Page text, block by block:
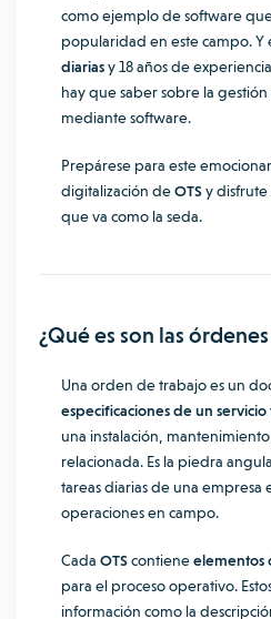
como ejemplo de software
popularidad en este campo. Y
diariasy 18 años de
hay que saber sobre la
mediante software.
Prepárese para este
digitalización deOTSy
que va como la seda.
¿Qué es son las
Una orden de trabajo es un
especificaciones de un servicio
una instalación,
relacionada. Es la piedra
tareas diarias de una empresa
operaciones en campo.
Cada OTScontieneelementos
para el proceso operativo.
información como la